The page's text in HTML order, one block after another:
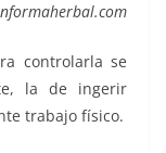
controlarla se
la de ingerir
trabajo físico.